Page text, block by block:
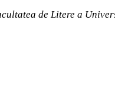
de Litere a